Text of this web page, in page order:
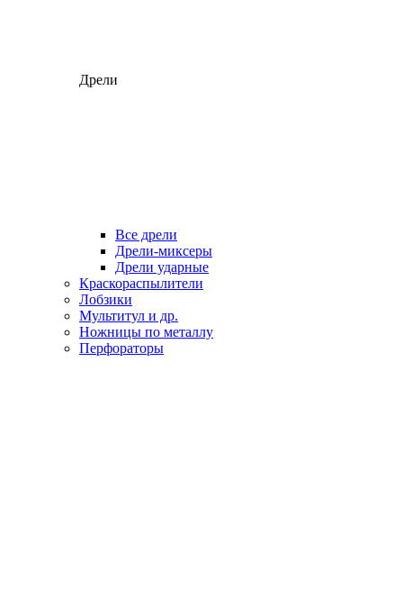
Дрели
Все дрели
Дрели-миксеры
Дрели ударные
Краскораспылители
Лобзики
Мультитул и др.
Ножницы по металлу
Перфораторы